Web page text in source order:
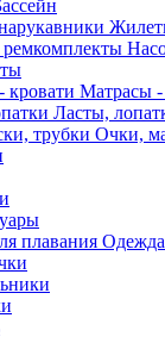
Матрасы -
Ласты,
Очки,
Одежда